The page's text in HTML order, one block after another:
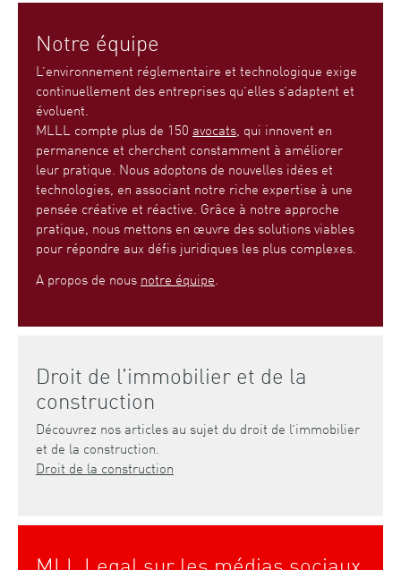
Notre équipe
L’environnement réglementaire et technologique exige
continuellement des entreprises qu’elles s’adaptent et
évoluent.
MLLL compte plus de 150 avocats, qui innovent en
permanence et cherchent constamment à améliorer
leur pratique. Nous adoptons de nouvelles idées et
technologies, en associant notre riche expertise à une
pensée créative et réactive. Grâce à notre approche
pratique, nous mettons en œuvre des solutions viables
pour répondre aux défis juridiques les plus complexes.
A propos de nous notre équipe
Droit de l’immobilier et de la
construction
Découvrez nos articles au sujet du droit de l’immobilier
et de la construction.
Droit de la construction
MLL Legal sur les médias sociaux